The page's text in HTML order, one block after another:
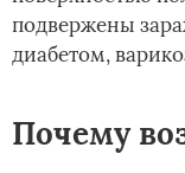
подвержены
диабетом,
Почему